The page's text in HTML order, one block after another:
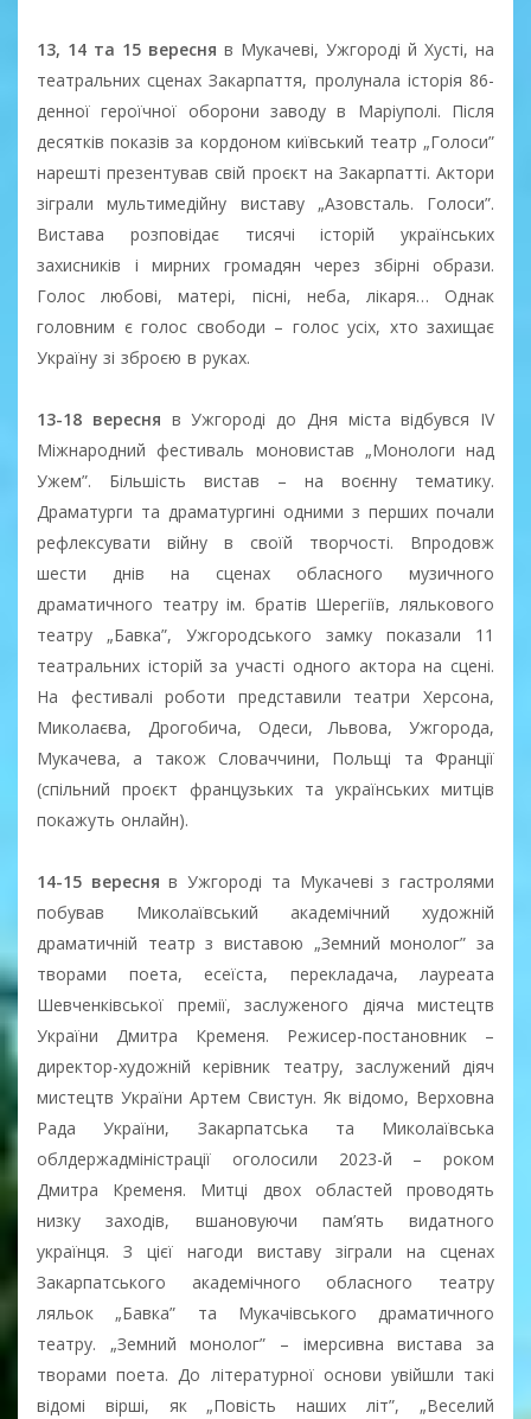
13, 14 та 15 вересня в Мукачеві, Ужгороді й Хусті, на
театральних сценах Закарпаття, пролунала історія 86-
денної героїчної оборони заводу в Маріуполі. Після
десятків показів за кордоном київський театр „Голоси”
нарешті презентував свій проєкт на Закарпатті. Актори
зіграли мультимедійну виставу „Азовсталь. Голоси”.
Вистава розповідає тисячі історій українських
захисників і мирних громадян через збірні образи.
Голос любові, матері, пісні, неба, лікаря… Однак
головним є голос свободи – голос усіх, хто захищає
Україну зі зброєю в руках.
13-18 вересня в Ужгороді до Дня міста відбувся ІV
Міжнародний фестиваль моновистав „Монологи над
Ужем”. Більшість вистав – на воєнну тематику.
Драматурги та драматургині одними з перших почали
рефлексувати війну в своїй творчості. Впродовж
шести днів на сценах обласного музичного
драматичного театру ім. братів Шерегіїв, лялькового
театру „Бавка”, Ужгородського замку показали 11
театральних історій за участі одного актора на сцені.
На фестивалі роботи представили театри Херсона,
Миколаєва, Дрогобича, Одеси, Львова, Ужгорода,
Мукачева, а також Словаччини, Польщі та Франції
(спільний проєкт французьких та українських митців
покажуть онлайн).
14-15 вересня в Ужгороді та Мукачеві з гастролями
побував Миколаївський академічний художній
драматичній театр з виставою „Земний монолог” за
творами поета, есеїста, перекладача, лауреата
Шевченківської премії, заслуженого діяча мистецтв
України Дмитра Кременя. Режисер-постановник –
директор-художній керівник театру, заслужений діяч
мистецтв України Артем Свистун. Як відомо, Верховна
Рада України, Закарпатська та Миколаївська
облдержадміністрації оголосили 2023-й – роком
Дмитра Кременя. Митці двох областей проводять
низку заходів, вшановуючи пам’ять видатного
українця. З цієї нагоди виставу зіграли на сценах
Закарпатського академічного обласного театру
ляльок „Бавка” та Мукачівського драматичного
театру. „Земний монолог” – імерсивна вистава за
творами поета. До літературної основи увійшли такі
відомі вірші, як „Повість наших літ”, „Веселий